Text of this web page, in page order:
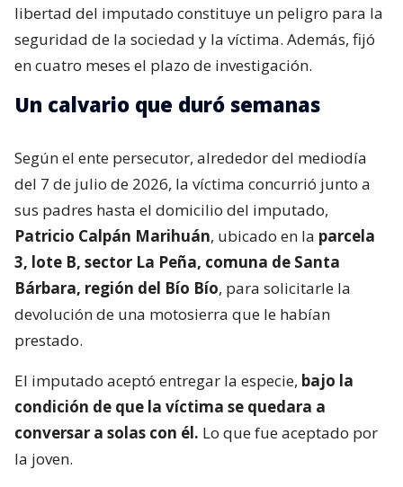
libertad del imputado constituye un peligro para la
seguridad de la sociedad y la víctima. Además, fijó
en cuatro meses el plazo de investigación.
Un calvario que duró semanas
Según el ente persecutor, alrededor del mediodía
del 7 de julio de 2026, la víctima concurrió junto a
sus padres hasta el domicilio del imputado,
Patricio Calpán Marihuán, ubicado en la parcela
3, lote B, sector La Peña, comuna de Santa
Bárbara, región del Bío Bío, para solicitarle la
devolución de una motosierra que le habían
prestado.
El imputado aceptó entregar la especie, bajo la
condición de que la víctima se quedara a
conversar a solas con él. Lo que fue aceptado por
la joven.